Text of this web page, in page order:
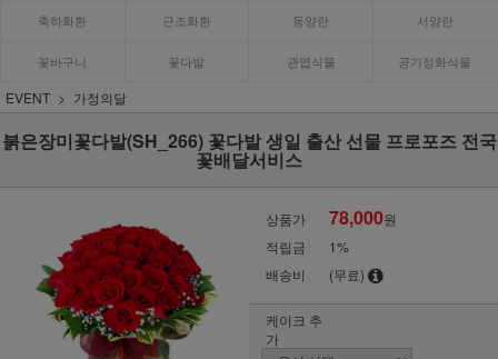
축하화환 근조화환 동양란 서양란
꽃바구니 꽃다발 관엽식물 공기정화식물
EVENT 가정의달
붉은장미꽃다발(SH_266) 꽃다발 생일 출산 선물 프로포즈 전국
꽃배달서비스
상품가 78,000원
적립금
1%
배송비
(무료)
케이크 추
가